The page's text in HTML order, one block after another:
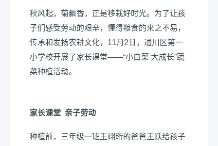
秋风起，菊飘香，正是移栽好时光。为了让孩
子们感受劳动的艰辛，懂得粮食的来之不易，
传承和发扬农耕文化，11月2日，通川区第一
小学校开展了家长课堂——“小白菜 大成长”蔬
菜种植活动。
家长课堂 亲子劳动
种植前，三年级一班王翊珩的爸爸王跃给孩子